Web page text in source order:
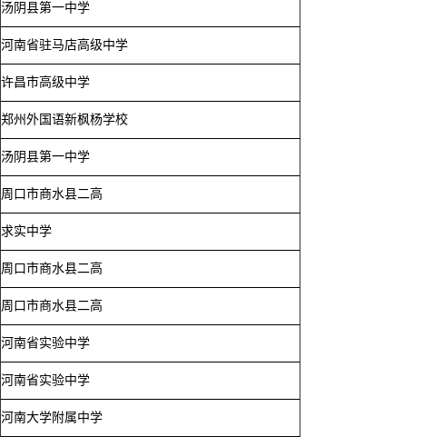
汤阴县第一中学
河南省驻马店高级中学
许昌市高级中学
郑州外国语新枫杨学校
汤阴县第一中学
周口市商水县二高
求实中学
周口市商水县二高
周口市商水县二高
河南省实验中学
河南省实验中学
河南大学附属中学